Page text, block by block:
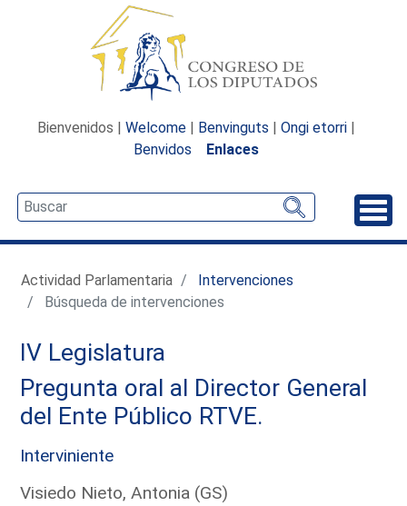
Bienvenidos | Welcome | Benvinguts | Ongi etorri |
Benvidos
Enlaces
Actividad Parlamentaria
Intervenciones
Búsqueda de intervenciones
IV Legislatura
Pregunta oral al Director General
del Ente Público RTVE.
Interviniente
Visiedo Nieto, Antonia (GS)